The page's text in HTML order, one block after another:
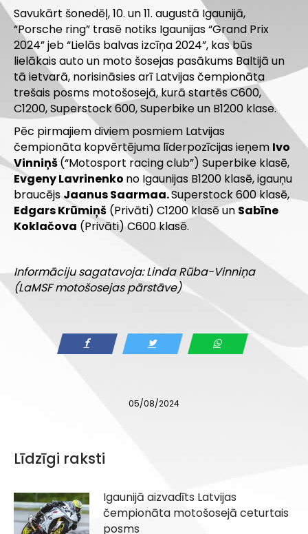
Savukārt šonedēļ, 10. un 11. augustā Igaunijā,
“Porsche ring” trasē notiks Igaunijas “Grand Prix
2024” jeb “Lielās balvas izcīņa 2024”, kas būs
lielākais auto un moto šosejas pasākums Baltijā un
tā ietvarā, norisināsies arī Latvijas čempionāta
trešais posms motošosejā, kurā startēs C600,
C1200, Superstock 600, Superbike un B1200 klase.
Pēc pirmajiem diviem posmiem Latvijas
čempionāta kopvērtējuma līderpozīcijas ieņem Ivo
Vinniņš(“Motosport racing club”) Superbike klasē,
Evgeny Lavrinenko no Igaunijas B1200 klasē, igauņu
braucējsJaanus Saarmaa.Superstock 600 klasē,
Edgars Krūmiņš (Privāti) C1200 klasē un Sabīne
Koklačova (Privāti) C600 klasē.
Informāciju sagatavoja: Linda Rūba-Vinniņa
(LaMSF motošosejas pārstāve)
05/08/2024
Līdzīgi raksti
Igaunijā aizvadīts Latvijas
čempionāta motošosejā ceturtais
posms